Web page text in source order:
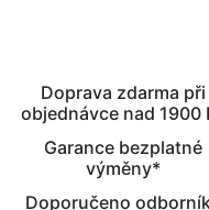
Doprava zdarma při
objednávce nad 1900
Garance bezplatné
výměny*
Doporučeno